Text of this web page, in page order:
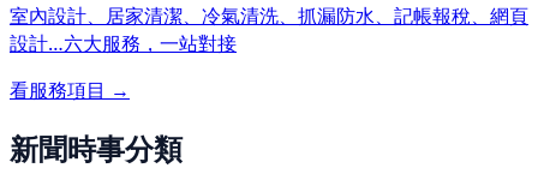
室內設計、居家清潔、冷氣清洗、抓漏防水、記帳報稅、網頁
設計…六大服務，一站對接
看服務項目 →
新聞時事分類